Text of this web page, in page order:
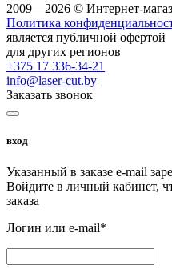
2009—2026 © Интернет-
Политика
является публичной офертой
для других регионов
+375 17 336-34-21
info@laser-cut.by
Заказать звонок
вход
Указанный в заказе e-mail
Войдите в личный кабинет,
заказа
Логин или e-mail*